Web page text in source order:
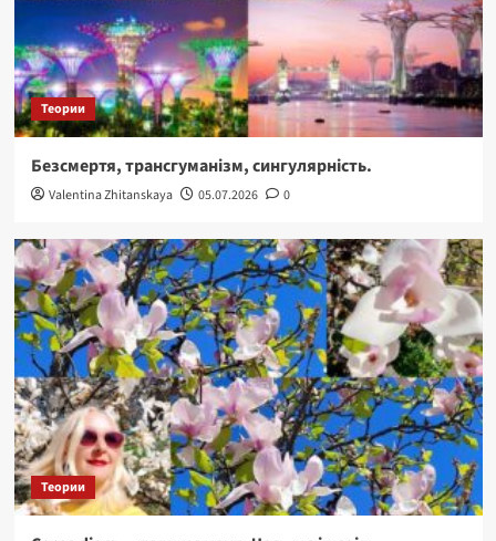
Теории
Безсмертя, трансгуманізм, сингулярність.
Valentina Zhitanskaya 05.07.2026 0
Теории